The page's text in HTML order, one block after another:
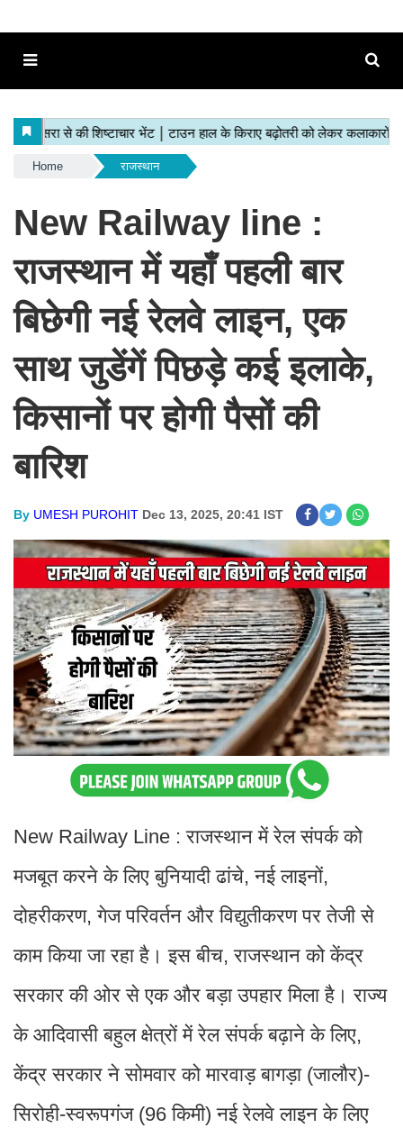
Home राजस्थान
New Railway line :
राजस्थान में यहाँ पहली बार
बिछेगी नई रेलवे लाइन, एक
साथ जुडेंगें पिछड़े कई इलाके,
किसानों पर होगी पैसों की
बारिश
By UMESH PUROHIT Dec 13, 2025, 20:41 IST
New Railway Line : राजस्थान में रेल संपर्क को
मजबूत करने के लिए बुनियादी ढांचे, नई लाइनों,
दोहरीकरण, गेज परिवर्तन और विद्युतीकरण पर तेजी से
काम किया जा रहा है। इस बीच, राजस्थान को केंद्र
सरकार की ओर से एक और बड़ा उपहार मिला है। राज्य
के आदिवासी बहुल क्षेत्रों में रेल संपर्क बढ़ाने के लिए,
केंद्र सरकार ने सोमवार को मारवाड़ बागड़ा (जालौर)-
सिरोही-स्वरूपगंज (96 किमी) नई रेलवे लाइन के लिए